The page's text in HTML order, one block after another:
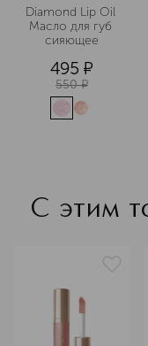
Diamond Lip Oil
Масло для губ
сияющее
495 ¤
550 ¤
С этим